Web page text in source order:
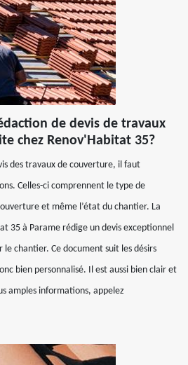
de devis de travaux
chez Renov'Habitat 35?
des travaux de couverture, il faut
Celles-ci comprennent le type de
et même l’état du chantier. La
35 à Parame rédige un devis exceptionnel
le chantier. Ce document suit les désirs
bien personnalisé. Il est aussi bien clair et
amples informations, appelez